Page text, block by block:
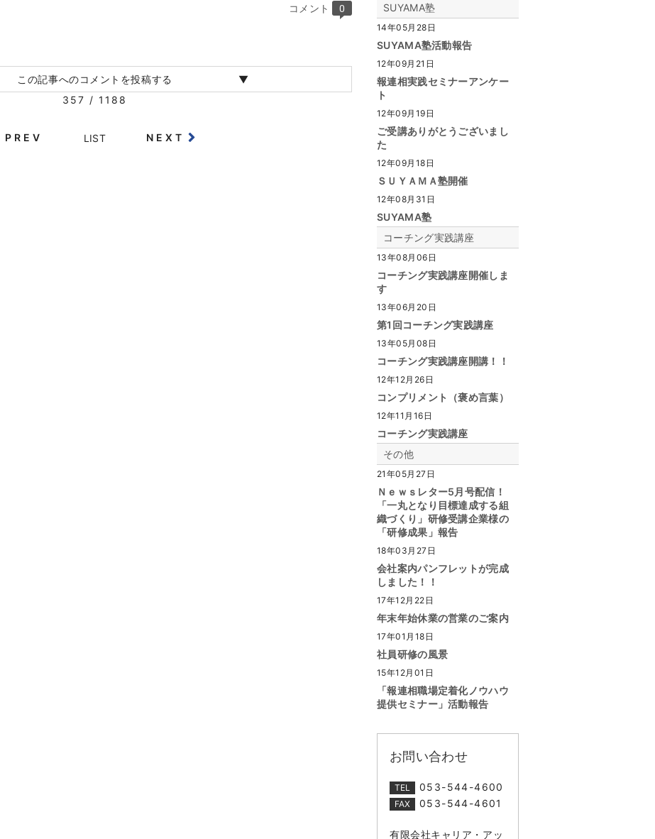
コメント 0
この記事へのコメントを投稿する
357 / 1188
PREV LIST NEXT
SUYAMA塾
14年05月28日
SUYAMA塾活動報告
12年09月21日
報連相実践セミナーアンケー
ト
12年09月19日
ご受講ありがとうございまし
た
12年09月18日
ＳＵＹＡＭＡ塾開催
12年08月31日
SUYAMA塾
コーチング実践講座
13年08月06日
コーチング実践講座開催しま
す
13年06月20日
第1回コーチング実践講座
13年05月08日
コーチング実践講座開講！！
12年12月26日
コンプリメント（褒め言葉）
12年11月16日
コーチング実践講座
その他
21年05月27日
Ｎｅｗｓレター5月号配信！
「一丸となり目標達成する組
織づくり」研修受講企業様の
「研修成果」報告
18年03月27日
会社案内パンフレットが完成
しました！！
17年12月22日
年末年始休業の営業のご案内
17年01月18日
社員研修の風景
15年12月01日
「報連相職場定着化ノウハウ
提供セミナー」活動報告
お問い合わせ
TEL 053-544-4600
FAX 053-544-4601
有限会社キャリア・アッ